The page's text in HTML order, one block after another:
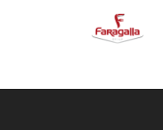
Faragalla